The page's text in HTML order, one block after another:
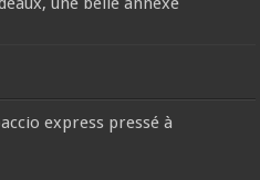
express pressé à